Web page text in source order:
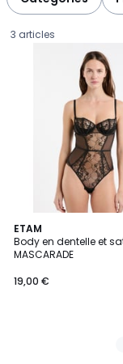
3 articles
ETAM
Body en dentelle et
MASCARADE
€.
19,00 €
2
Couleurs